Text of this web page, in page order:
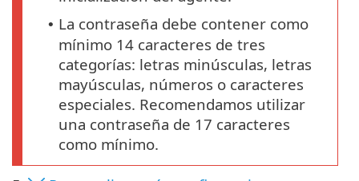
• La contraseña debe contener como
mínimo 14 caracteres de tres
categorías: letras minúsculas, letras
mayúsculas, números o caracteres
especiales. Recomendamos utilizar
una contraseña de 17 caracteres
como mínimo.